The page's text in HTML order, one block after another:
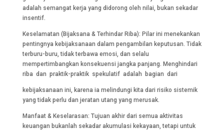
adalah semangat kerja yang didorong oleh nilai, bukan sekadar
insentif.
Keselamatan (Bijaksana & Terhindar Riba): Pilar ini menekankan
pentingnya kebijaksanaan dalam pengambilan keputusan. Tidak
terburu-buru, tidak terbawa emosi, dan selalu
mempertimbangkan konsekuensi jangka panjang. Menghindari
riba dan praktik-praktik spekulatif adalah bagian dari
kebijaksanaan ini, karena ia melindungi kita dari risiko sistemik
yang tidak perlu dan jeratan utang yang merusak.
Manfaat & Keselarasan: Tujuan akhir dari semua aktivitas
keuangan bukanlah sekadar akumulasi kekayaan, tetapi untuk